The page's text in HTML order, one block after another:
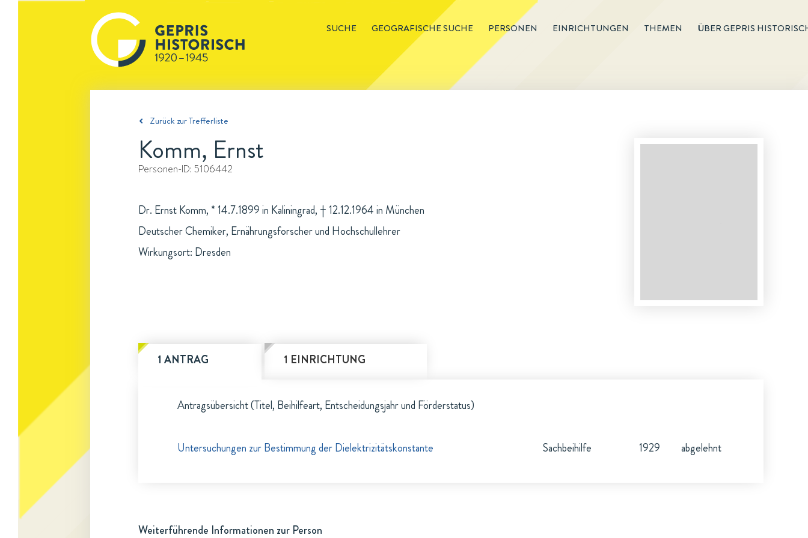
SUCHE GEOGRAFISCHE SUCHE PERSONEN EINRICHTUNGEN THEMEN ÜBER GEPRIS
Zurück zur Trefferliste
Komm, Ernst
Personen-ID: 5106442
Dr. Ernst Komm, * 14.7.1899 in Kaliningrad, † 12.12.1964 in München
Deutscher Chemiker, Ernährungsforscher und Hochschullehrer
Wirkungsort: Dresden
1 ANTRAG 1 EINRICHTUNG
Antragsübersicht (Titel, Beihilfeart, Entscheidungsjahr und Förderstatus)
Untersuchungen zur Bestimmung der Dielektrizitätskonstante Sachbeihilfe 1929 abgelehnt
Weiterführende Informationen zur Person